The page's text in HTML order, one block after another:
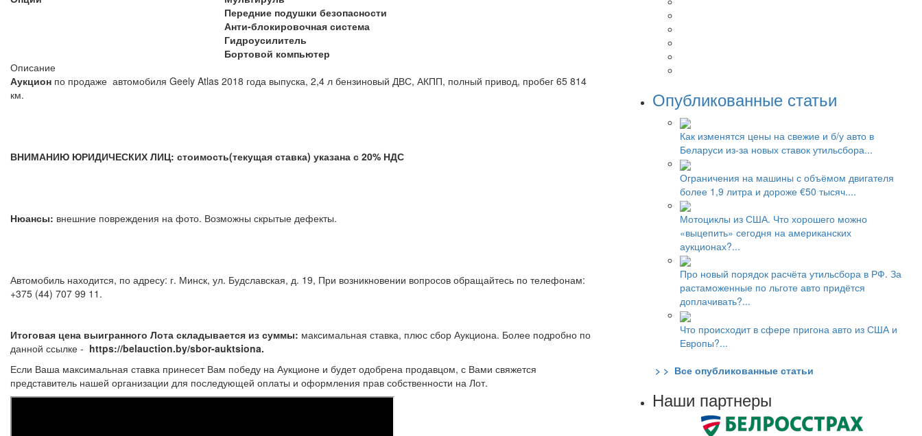
Передние подушки безопасности
Анти-блокировочная система
Гидроусилитель
Бортовой компьютер
Описание
Аукцион по продаже автомобиля Geely Atlas 2018 года выпуска, 2,4 л бензиновый ДВС, АКПП, полный привод, пробег 65 814
км.
ВНИМАНИЮ ЮРИДИЧЕСКИХ ЛИЦ: стоимость(текущая ставка) указана с 20% НДС
Нюансы: внешние повреждения на фото. Возможны скрытые дефекты.
Автомобиль находится, по адресу: г. Минск, ул. Будславская, д. 19, При возникновении вопросов обращайтесь по телефонам:
+375 (44) 707 99 11.
Итоговая цена выигранного Лота складывается из суммы: максимальная ставка, плюс сбор Аукциона. Более подробно по
данной ссылке - https://belauction.by/sbor-auktsiona.
Если Ваша максимальная ставка принесет Вам победу на Аукционе и будет одобрена продавцом, с Вами свяжется
представитель нашей организации для последующей оплаты и оформления прав собственности на Лот.
Опубликованные статьи
Как изменятся цены на свежие и б/у авто в
Беларуси из-за новых ставок утильсбора...
Ограничения на машины с объёмом двигателя
более 1,9 литра и дороже €50 тысяч....
Мотоциклы из США. Что хорошего можно
«выцепить» сегодня на американских
аукционах?...
Про новый порядок расчёта утильсбора в РФ. За
растаможенные по льготе авто придётся
доплачивать?...
Что происходит в сфере пригона авто из США и
Европы?...
> > Все опубликованные статьи
Наши партнеры